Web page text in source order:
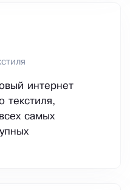
интернет
текстиля,
самых